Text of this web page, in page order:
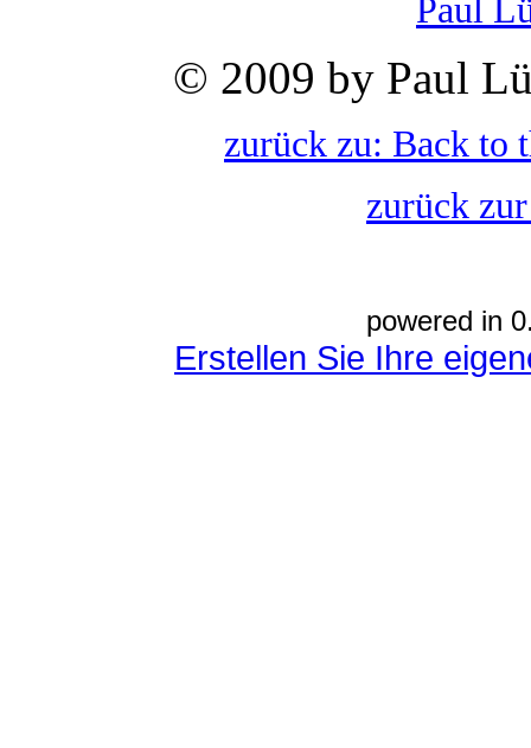
Paul
© 2009 by Paul
zurück zu: Back to
zurück
powered in
Erstellen Sie Ihre